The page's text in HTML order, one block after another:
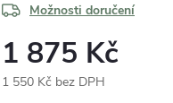
Možnosti doručení
1 875 Kč
1 550 Kč bez DPH